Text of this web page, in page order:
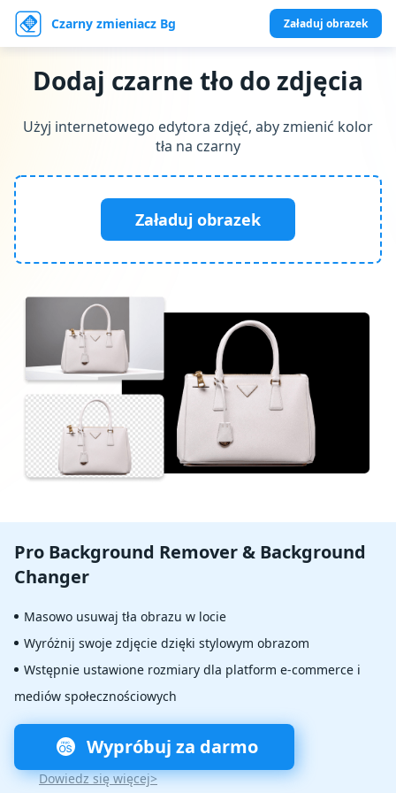
Czarny zmieniacz Bg Załaduj obrazek
Dodaj czarne tło do zdjęcia
Użyj internetowego edytora zdjęć, aby zmienić kolor
tła na czarny
Załaduj obrazek
Pro Background Remover & Background
Changer
Masowo usuwaj tła obrazu w locie
Wyróżnij swoje zdjęcie dzięki stylowym obrazom
Wstępnie ustawione rozmiary dla platform e-commerce i
mediów społecznościowych
Wypróbuj za darmo
Dowiedz się więcej>